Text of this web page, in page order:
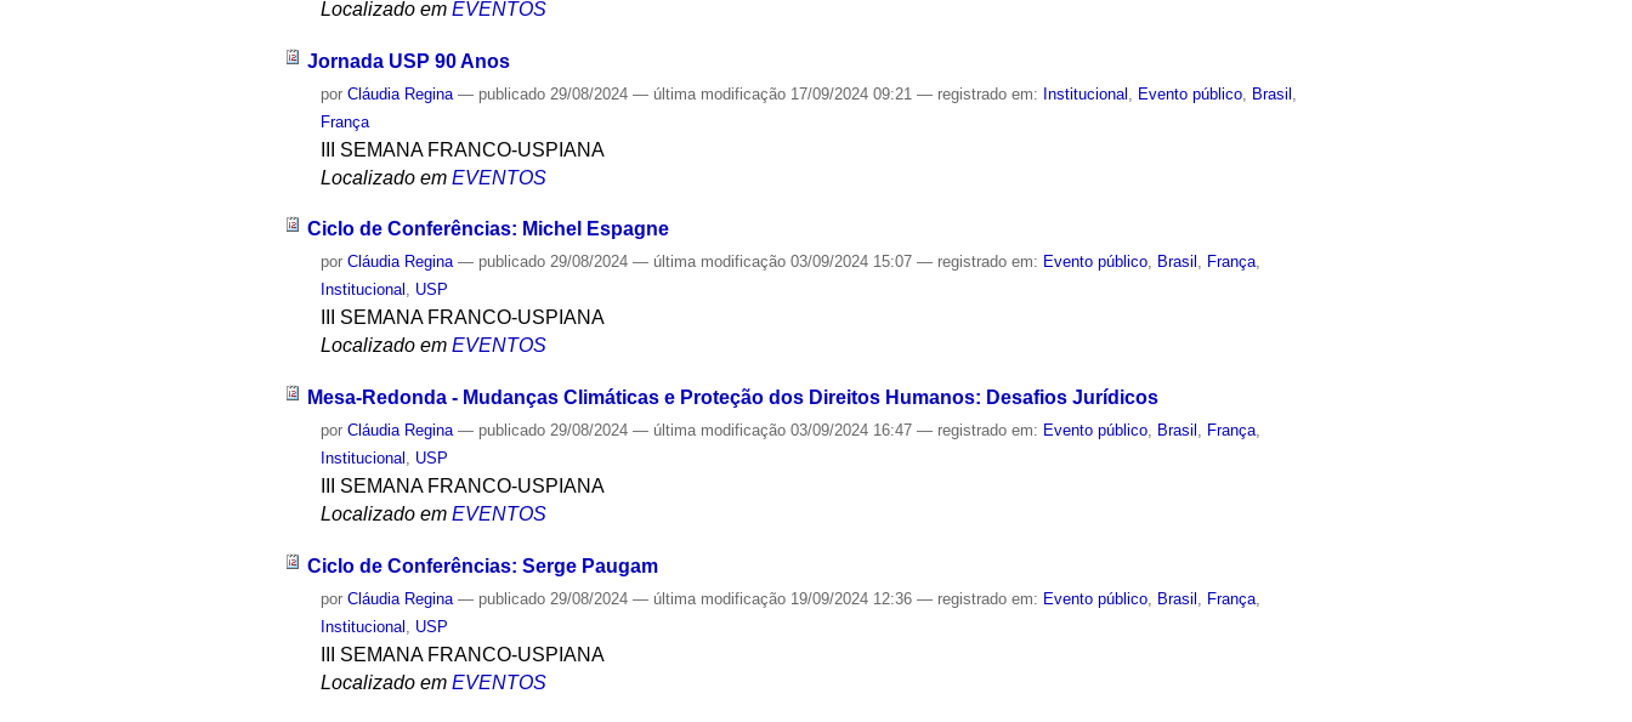
Localizado em EVENTOS
Jornada USP 90 Anos
porCláudia Regina — publicado 29/08/2024— última modificação 17/09/2024 09:21— registrado em: Institucional Evento público Brasil
França
III SEMANA FRANCO-USPIANA
Localizado em EVENTOS
Ciclo de Conferências: Michel Espagne
porCláudia Regina — publicado 29/08/2024— última modificação 03/09/2024 15:07— registrado em: Evento público, Brasil , França,
Institucional , USP
III SEMANA FRANCO-USPIANA
Localizado em EVENTOS
Mesa-Redonda - Mudanças Climáticas e Proteção dos Direitos Humanos: Desafios Jurídicos
porCláudia Regina — publicado 29/08/2024— última modificação 03/09/2024 16:47— registrado em: Evento público, Brasil , França,
Institucional , USP
III SEMANA FRANCO-USPIANA
Localizado em EVENTOS
Ciclo de Conferências: Serge Paugam
porCláudia Regina — publicado 29/08/2024— última modificação 19/09/2024 12:36— registrado em: Evento público Brasil França
Institucional
USP
III SEMANA FRANCO-USPIANA
Localizado em EVENTOS